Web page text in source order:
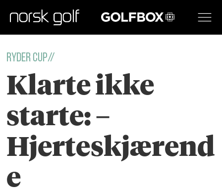
GOLFBOX
ryder cup//
Klarte ikke
starte: –
Hjerteskjærend
e